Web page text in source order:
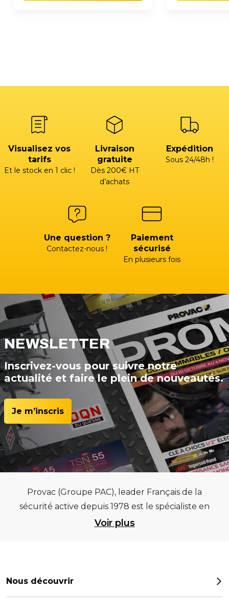
Visualisez vos
tarifs
Et le stock en 1 clic !
Livraison
gratuite
Dès 200€ HT
d’achats
Expédition
Sous 24/48h !
Une question ?
Contactez-nous !
Paiement
sécurisé
En plusieurs fois
NEWSLETTER
Inscrivez-vous pour suivre notre
actualité et faire le plein de nouveautés.
Je m’inscris
Provac (Groupe PAC), leader Français de la
sécurité active depuis 1978 est le spécialiste en
équipements pour garages et centres
meilleurs équipements sur des critères de
Voir plus
Nous découvrir